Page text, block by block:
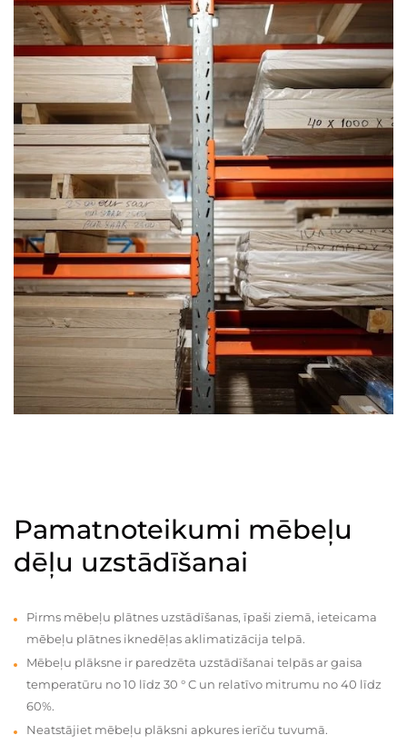
Pamatnoteikumi mēbeļu
dēļu uzstādīšanai
Pirms mēbeļu plātnes uzstādīšanas, īpaši ziemā, ieteicama
mēbeļu plātnes iknedēļas aklimatizācija telpā.
Mēbeļu plāksne ir paredzēta uzstādīšanai telpās ar gaisa
temperatūru no 10 līdz 30 ° C un relatīvo mitrumu no 40 līdz
60%.
Neatstājiet mēbeļu plāksni apkures ierīču tuvumā.